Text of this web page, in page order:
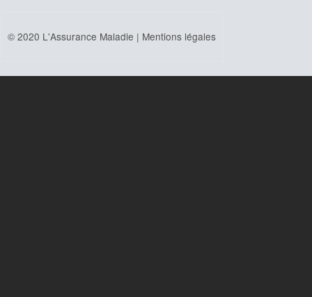
© 2020 L'Assurance Maladie | Mentions légales